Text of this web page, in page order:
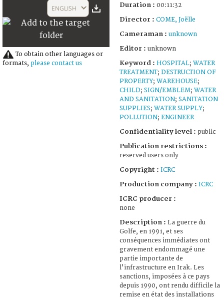
11
seconds
ENGLISH
To obtain other languages or
formats, please contact us
Duration : 00:11:32
Director : COME, Joëlle
Cameraman : unknown
Editor : unknown
Keyword : HOSPITAL; WATER
TREATMENT; DESTRUCTION OF
PROPERTY; WAREHOUSE;
CHILD; SIGN/EMBLEM; WATER
AND SANITATION; SANITATION
SUPPLIES; WATER SUPPLY;
POLLUTION; ENGINEER
Confidentiality level : public
Publication restrictions :
reserved users only
Copyright : ICRC
Production company : ICRC
ICRC producer :
none
Description : La guerre du
Golfe, en 1991, et ses
conséquences immédiates ont
gravement endommagé une
partie importante de
l'infrastructure en Irak. Les
sanctions, imposées à ce pays
depuis 1990, ont rendu difficile la
remise en état des installations